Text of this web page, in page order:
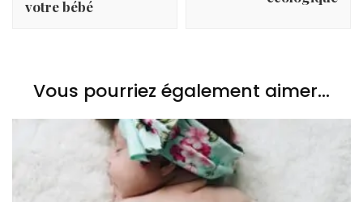
votre bébé
Vous pourriez également aimer...